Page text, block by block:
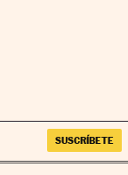
SUSCRÍBETE